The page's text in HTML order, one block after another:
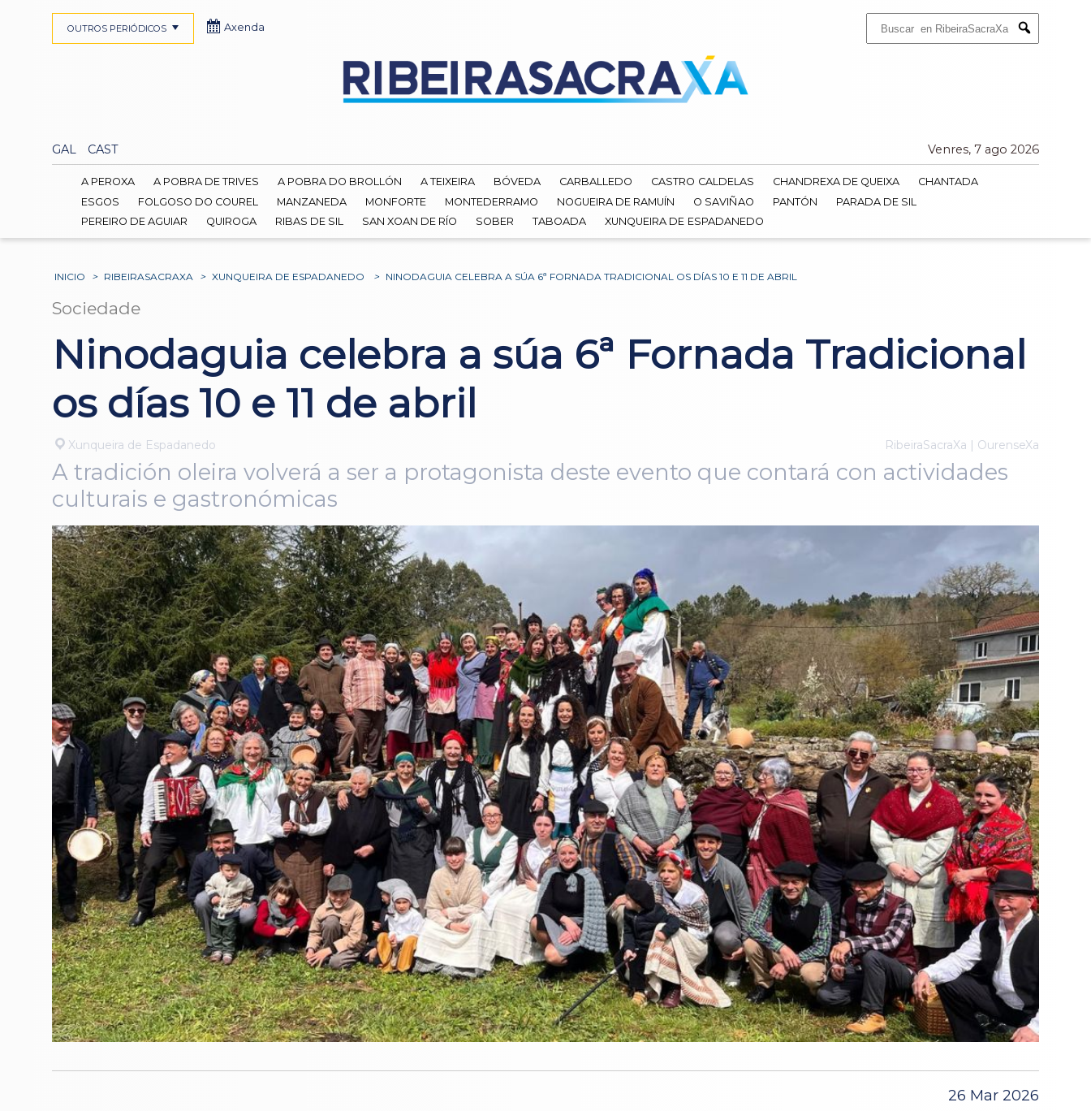
Submit
GAL CAST Venres, 7 ago 2026
OUTROS PERIÓDICOS Axenda
A PEROXA A POBRA DE TRIVES A POBRA DO BROLLÓN A TEIXEIRA BÓVEDA CARBALLEDO CASTRO CALDELAS CHANDREXA DE QUEIXA
CHANTADA
ESGOS
FOLGOSO DO COUREL MANZANEDA MONFORTE MONTEDERRAMO NOGUEIRA DE RAMUÍN O SAVIÑAO PANTÓN
PARADA DE SIL
PEREIRO DE AGUIAR
QUIROGA RIBAS DE SIL SAN XOAN DE RÍO SOBER TABOADA XUNQUEIRA DE ESPADANEDO
INICIO > RIBEIRASACRAXA > XUNQUEIRA DE ESPADANEDO > NINODAGUIA CELEBRA A SÚA 6ª FORNADA TRADICIONAL OS DÍAS 10 E 11 DE ABRIL
Sociedade
Ninodaguia celebra a súa 6ª Fornada Tradicional
os días 10 e 11 de abril
Xunqueira de Espadanedo RibeiraSacraXa | OurenseXa
A tradición oleira volverá a ser a protagonista deste evento que contará con actividades
culturais e gastronómicas
26 Mar 2026